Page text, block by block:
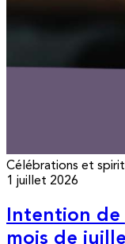
Célébrations et
1 juillet 2026
Intention de
mois de